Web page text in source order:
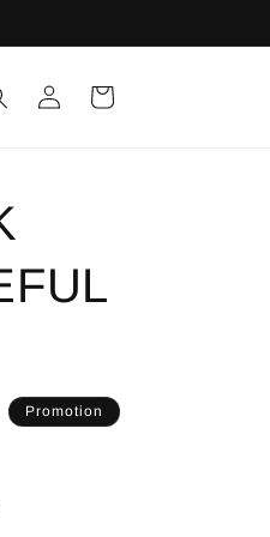
ConnexionPanier
Promotion